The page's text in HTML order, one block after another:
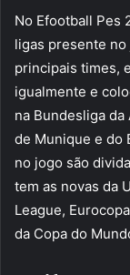
No Efootball Pes
ligas presente
principais times,
igualmente e
na Bundesliga
de Munique e do
no jogo são
tem as novas da
League,
da Copa do